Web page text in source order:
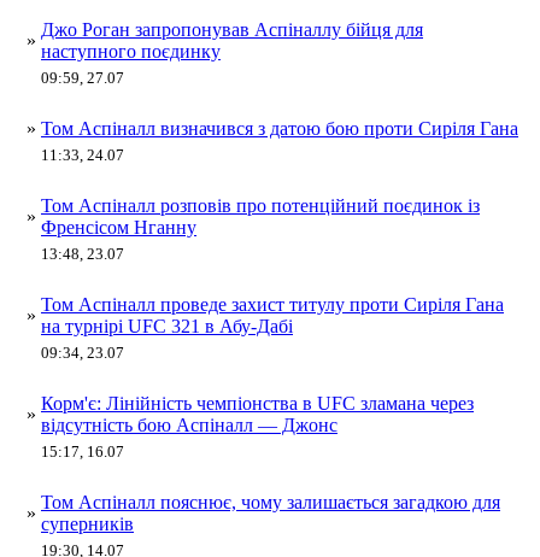
»
Джо Роган запропонував Аспіналлу бійця для
наступного поєдинку
09:59, 27.07
» Том Аспіналл визначився з датою бою проти Сиріля Гана
11:33, 24.07
»
Том Аспіналл розповів про потенційний поєдинок із
Френсісом Нганну
13:48, 23.07
»
Том Аспіналл проведе захист титулу проти Сиріля Гана
на турнірі UFC 321 в Абу-Дабі
09:34, 23.07
»
Корм'є: Лінійність чемпіонства в UFC зламана через
відсутність бою Аспіналл — Джонс
15:17, 16.07
»
Том Аспіналл пояснює, чому залишається загадкою для
суперників
19:30, 14.07